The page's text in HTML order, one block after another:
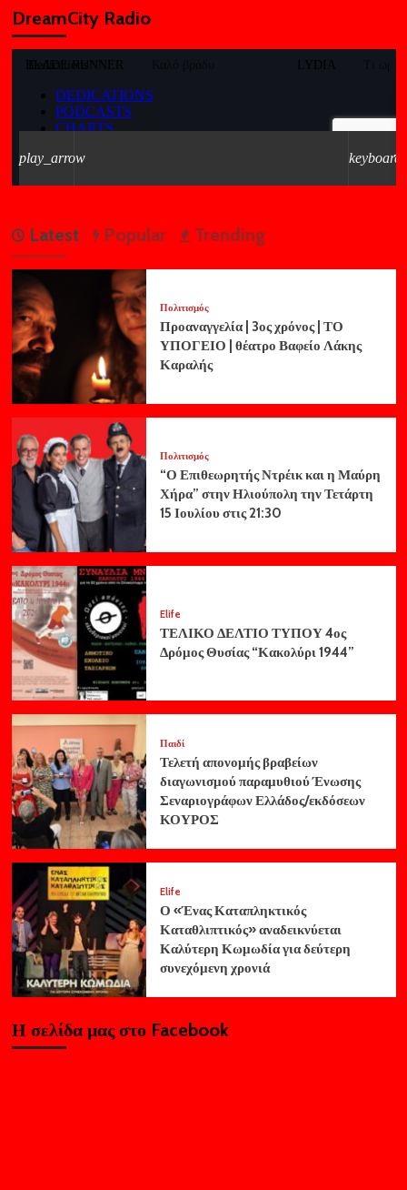
DreamCity Radio
Latest Popular Trending
Πολιτισμός
Προαναγγελία | 3ος χρόνος | ΤΟ
ΥΠΟΓΕΙΟ | θέατρο Βαφείο Λάκης
Καραλής
Πολιτισμός
“Ο Επιθεωρητής Ντρέικ και η Μαύρη
Χήρα” στην Ηλιούπολη την Τετάρτη
15 Ιουλίου στις 21:30
Elife
ΤΕΛΙΚΟ ΔΕΛΤΙΟ ΤΥΠΟΥ 4ος
Δρόμος Θυσίας “Κακολύρι 1944”
Παιδί
Τελετή απονομής βραβείων
διαγωνισμού παραμυθιού Ένωσης
Σεναριογράφων Ελλάδος/εκδόσεων
ΚΟΥΡΟΣ
Elife
Ο «Ένας Καταπληκτικός
Καταθλιπτικός» αναδεικνύεται
Καλύτερη Κωμωδία για δεύτερη
συνεχόμενη χρονιά
Η σελίδα μας στο Facebook